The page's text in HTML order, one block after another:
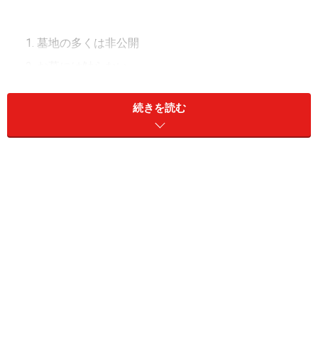
墓地の多くは非公開
お花・お供えは持ち帰る
お線香は墓地の状況に応じて
続きを読む